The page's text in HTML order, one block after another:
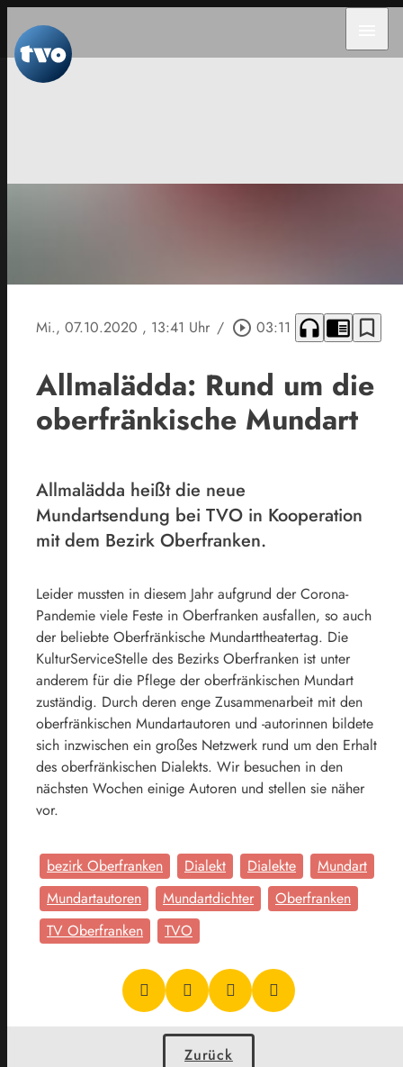
Mi., 07.10.2020 , 13:41 Uhr / play_circle_outline 03:11 headphones chrome_reader_mode bookmark_border
Allmalädda: Rund um die
oberfränkische Mundart
Allmalädda heißt die neue
Mundartsendung bei TVO in Kooperation
mit dem Bezirk Oberfranken.
Leider mussten in diesem Jahr aufgrund der Corona-
Pandemie viele Feste in Oberfranken ausfallen, so auch
der beliebte Oberfränkische Mundarttheatertag. Die
KulturServiceStelle des Bezirks Oberfranken ist unter
anderem für die Pflege der oberfränkischen Mundart
zuständig. Durch deren enge Zusammenarbeit mit den
oberfränkischen Mundartautoren und -autorinnen bildete
sich inzwischen ein großes Netzwerk rund um den Erhalt
des oberfränkischen Dialekts. Wir besuchen in den
nächsten Wochen einige Autoren und stellen sie näher
vor.
bezirk Oberfranken Dialekt Dialekte
Mundart
Mundartautoren
Mundartdichter
Oberfranken
TV Oberfranken
TVO
Zurück